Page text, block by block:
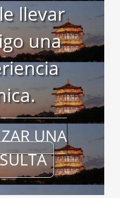
llevar
una
UNA